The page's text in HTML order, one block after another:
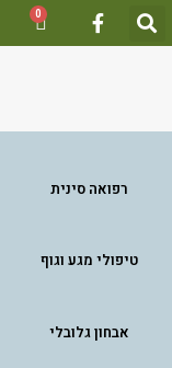
0
רפואה סינית
טיפולי מגע וגוף
אבחון גלובלי